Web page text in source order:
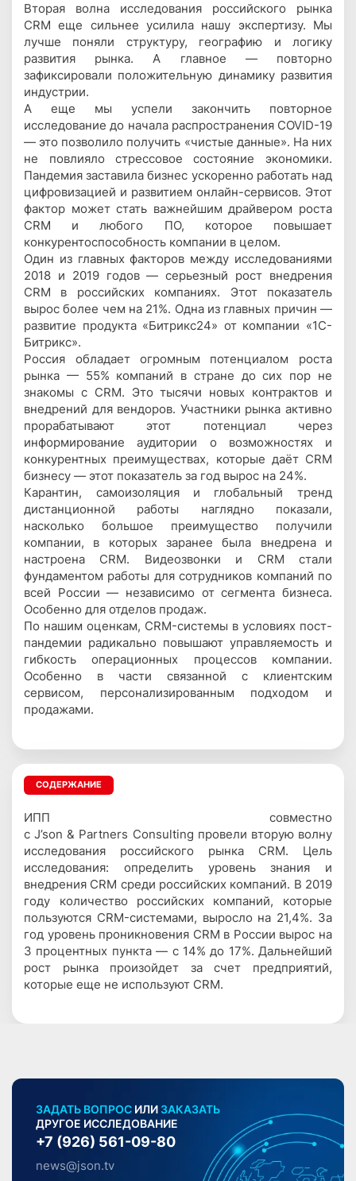
Вторая волна исследования российского рынка
CRM еще сильнее усилила нашу экспертизу. Мы
лучше поняли структуру, географию и логику
развития рынка. А главное — повторно
зафиксировали положительную динамику развития
индустрии.
А еще мы успели закончить повторное
исследование до начала распространения COVID-19
— это позволило получить «чистые данные». На них
не повлияло стрессовое состояние экономики.
Пандемия заставила бизнес ускоренно работать над
цифровизацией и развитием онлайн-сервисов. Этот
фактор может стать важнейшим драйвером роста
CRM и любого ПО, которое повышает
конкурентоспособность компании в целом.
Один из главных факторов между исследованиями
2018 и 2019 годов — серьезный рост внедрения
CRM в российских компаниях. Этот показатель
вырос более чем на 21%. Одна из главных причин —
развитие продукта «Битрикс24» от компании «1С-
Битрикс».
Россия обладает огромным потенциалом роста
рынка — 55% компаний в стране до сих пор не
знакомы с CRM. Это тысячи новых контрактов и
внедрений для вендоров. Участники рынка активно
прорабатывают этот потенциал через
информирование аудитории о возможностях и
конкурентных преимуществах, которые даёт CRM
бизнесу — этот показатель за год вырос на 24%.
Карантин, самоизоляция и глобальный тренд
дистанционной работы наглядно показали,
насколько большое преимущество получили
компании, в которых заранее была внедрена и
настроена CRM. Видеозвонки и CRM стали
фундаментом работы для сотрудников компаний по
всей России — независимо от сегмента бизнеса.
Особенно для отделов продаж.
По нашим оценкам, CRM-системы в условиях пост-
пандемии радикально повышают управляемость и
гибкость операционных процессов компании.
Особенно в части связанной с клиентским
сервисом, персонализированным подходом и
продажами.
СОДЕРЖАНИЕ
ИПП совместно
с J’son & Partners Consulting провели вторую волну
исследования российского рынка CRM. Цель
исследования: определить уровень знания и
внедрения CRM среди российских компаний. В 2019
году количество российских компаний, которые
пользуются CRM-системами, выросло на 21,4%. За
год уровень проникновения CRM в России вырос на
3 процентных пункта — с 14% до 17%. Дальнейший
рост рынка произойдет за счет предприятий,
которые еще не используют CRM.
ЗАДАТЬ ВОПРОС ИЛИ ЗАКАЗАТЬ
ДРУГОЕ ИССЛЕДОВАНИЕ
+7 (926) 561-09-80
news@json.tv